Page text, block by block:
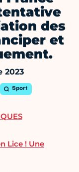
des
et
2023
Sport
Lice ! Une